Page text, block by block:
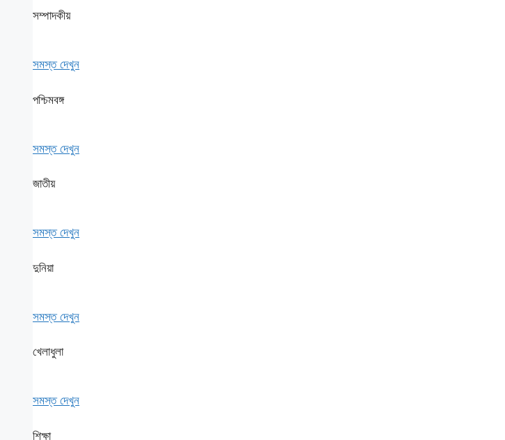
সম্পাদকীয়
সমস্ত দেখুন
পশ্চিমবঙ্গ
সমস্ত দেখুন
জাতীয়
সমস্ত দেখুন
দুনিয়া
সমস্ত দেখুন
খেলাধুলা
সমস্ত দেখুন
শিক্ষা